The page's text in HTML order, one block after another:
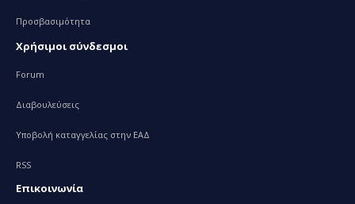
Προσβασιμότητα
Χρήσιμοι σύνδεσμοι
Forum
Διαβουλεύσεις
Υποβολή καταγγελίας στην ΕΑΔ
RSS
Επικοινωνία